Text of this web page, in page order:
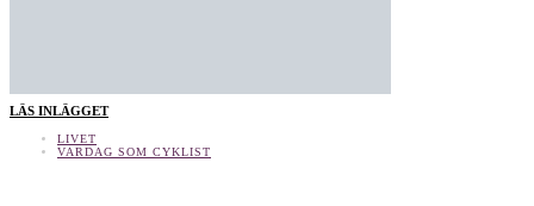
LÄS INLÄGGET
LIVET
VARDAG SOM CYKLIST